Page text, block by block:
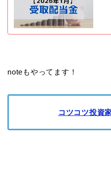
noteもやってます！
コツコツ投資